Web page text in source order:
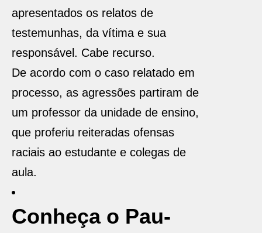
apresentados os relatos de
testemunhas, da vítima e sua
responsável. Cabe recurso.
De acordo com o caso relatado em
processo, as agressões partiram de
um professor da unidade de ensino,
que proferiu reiteradas ofensas
raciais ao estudante e colegas de
aula.
Conheça o Pau-